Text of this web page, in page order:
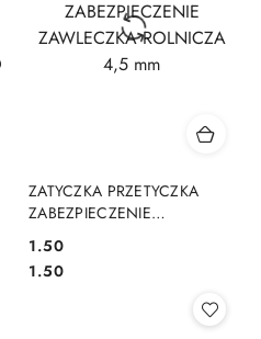
ZATYCZKA PRZETYCZKA
ZABEZPIECZENIE
mm
Cena:
1.50
Cena:
1.50